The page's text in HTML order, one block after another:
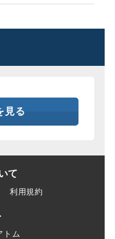
見る
て
利用規約
トム